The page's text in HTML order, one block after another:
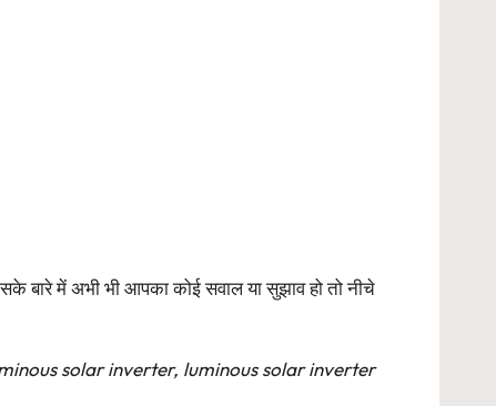
में अभी भी आपका कोई सवाल या सुझाव हो तो नीचे
solar inverter, luminous solar inverter